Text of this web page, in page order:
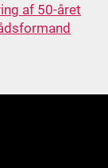
af 50-året